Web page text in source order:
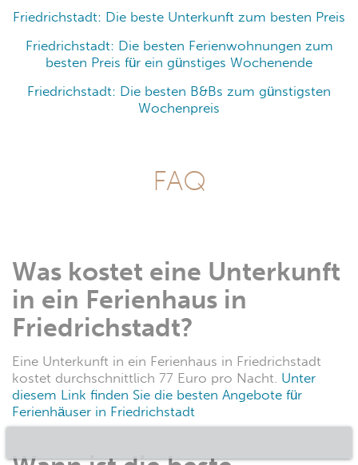
Friedrichstadt: Die beste Unterkunft zum besten Preis
Friedrichstadt: Die besten Ferienwohnungen zum
besten Preis für ein günstiges Wochenende
Friedrichstadt: Die besten B&Bs zum günstigsten
Wochenpreis
FAQ
Was kostet eine Unterkunft
in ein Ferienhaus in
Friedrichstadt?
Eine Unterkunft in ein Ferienhaus in Friedrichstadt
kostet durchschnittlich 77 Euro pro Nacht. Unter
diesem Link finden Sie die besten Angebote für
Ferienhäuser in Friedrichstadt